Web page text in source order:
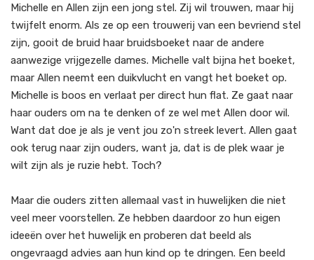
Michelle en Allen zijn een jong stel. Zij wil trouwen, maar hij
twijfelt enorm. Als ze op een trouwerij van een bevriend stel
zijn, gooit de bruid haar bruidsboeket naar de andere
aanwezige vrijgezelle dames. Michelle valt bijna het boeket,
maar Allen neemt een duikvlucht en vangt het boeket op.
Michelle is boos en verlaat per direct hun flat. Ze gaat naar
haar ouders om na te denken of ze wel met Allen door wil.
Want dat doe je als je vent jou zo'n streek levert. Allen gaat
ook terug naar zijn ouders, want ja, dat is de plek waar je
wilt zijn als je ruzie hebt. Toch?
Maar die ouders zitten allemaal vast in huwelijken die niet
veel meer voorstellen. Ze hebben daardoor zo hun eigen
ideeën over het huwelijk en proberen dat beeld als
ongevraagd advies aan hun kind op te dringen. Een beeld